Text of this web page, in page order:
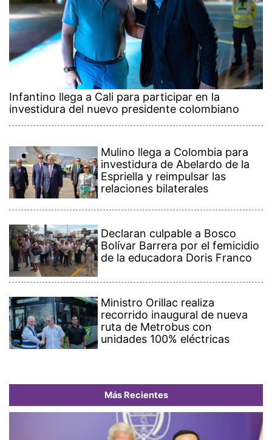
Infantino llega a Cali para participar en la
investidura del nuevo presidente colombiano
Mulino llega a Colombia para
investidura de Abelardo de la
Espriella y reimpulsar las
relaciones bilaterales
Declaran culpable a Bosco
Bolívar Barrera por el femicidio
de la educadora Doris Franco
Ministro Orillac realiza
recorrido inaugural de nueva
ruta de Metrobus con
unidades 100% eléctricas
Más Recientes